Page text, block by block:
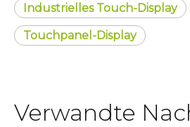
Industrielles Touch-Display
Touchpanel-Display
Verwandte